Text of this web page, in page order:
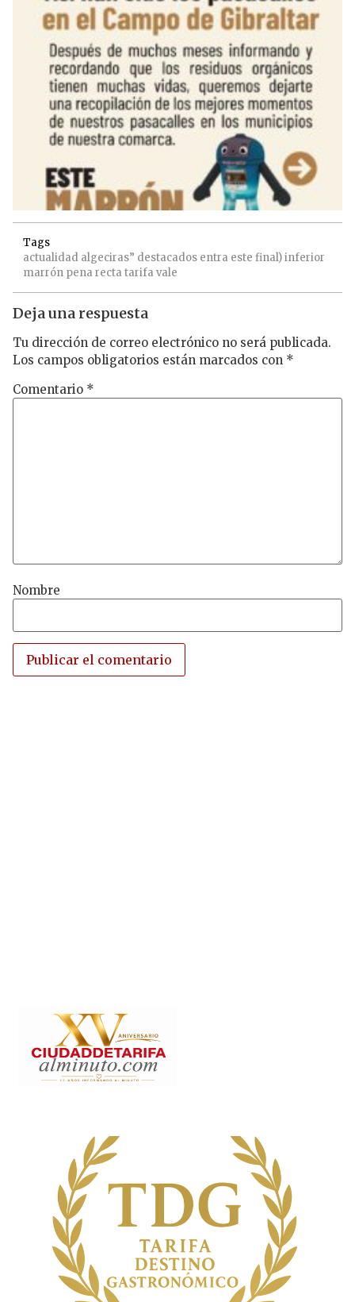
Tags
actualidad algeciras” destacados entra este final)inferior
marrón pena recta tarifa vale
Deja una respuesta
Tu dirección de correo electrónico no será publicada.
Los campos obligatorios están marcados con *
Comentario *
Nombre